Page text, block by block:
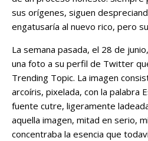
sus orígenes, siguen
engatusaría al nuevo rico, pero
La semana pasada, el 28 de
una foto a su perfil de Twitter
Trending Topic. La imagen
arcoíris, pixelada, con la palabra
fuente cutre, ligeramente
aquella imagen, mitad en serio,
concentraba la esencia que